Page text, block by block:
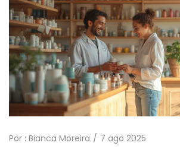
Por : Bianca Moreira 7 ago 2025